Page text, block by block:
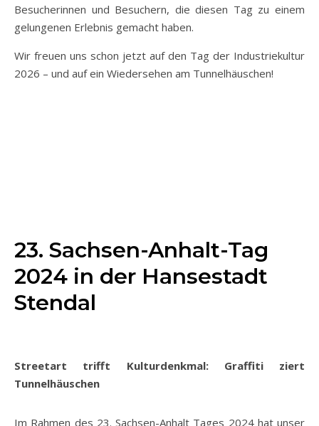
Besucherinnen und Besuchern, die diesen Tag zu einem
gelungenen Erlebnis gemacht haben.
Wir freuen uns schon jetzt auf den Tag der Industriekultur
2026 – und auf ein Wiedersehen am Tunnelhäuschen!
23. Sachsen-Anhalt-Tag
2024 in der Hansestadt
Stendal
Streetart trifft Kulturdenkmal: Graffiti ziert
Tunnelhäuschen
Im Rahmen des 23. Sachsen-Anhalt Tages 2024 hat unser